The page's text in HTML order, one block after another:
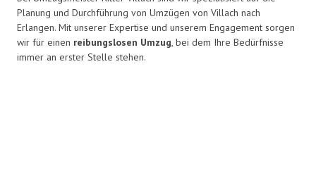
Planung und Durchführung von Umzügen von Villach nach
Erlangen. Mit unserer Expertise und unserem Engagement sorgen
wir für einen reibungslosen Umzug, bei dem Ihre Bedürfnisse
immer an erster Stelle stehen.